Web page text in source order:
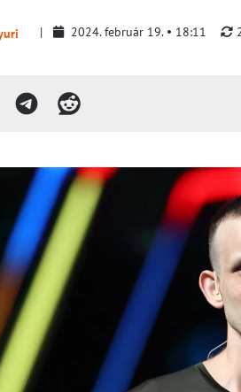
2024. február 19. 18:11